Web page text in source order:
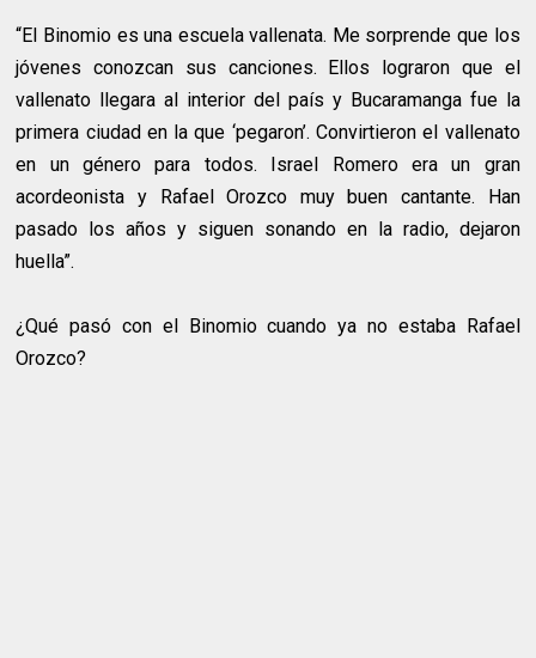
“El Binomio es una escuela vallenata. Me sorprende que los
jóvenes conozcan sus canciones. Ellos lograron que el
vallenato llegara al interior del país y Bucaramanga fue la
primera ciudad en la que ‘pegaron’. Convirtieron el vallenato
en un género para todos. Israel Romero era un gran
acordeonista y Rafael Orozco muy buen cantante. Han
pasado los años y siguen sonando en la radio, dejaron
huella”.
¿Qué pasó con el Binomio cuando ya no estaba Rafael
Orozco?